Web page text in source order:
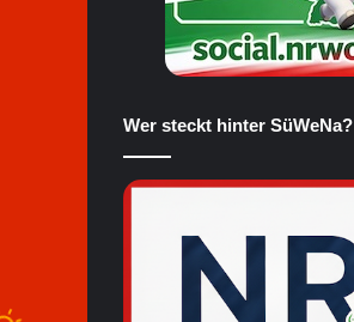
Wer steckt hinter SüWeNa?